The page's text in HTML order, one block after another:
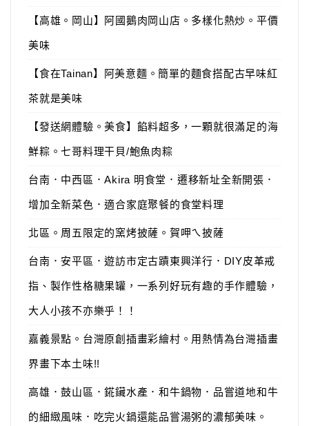
【高雄。岡山】阿國鵝肉岡山店。多樣化熱炒。平價
美味
【食在Tainan】阿美意麵。簡單的麵食搭配古早味紅
茶就是美味
【發送網體驗。美食】餡料超多，一顆就很滿足的海
鮮粽。七哥料理干貝/鮑魚肉粽
台南．中西區．Akira 明食堂．遷移新址全新開張．
增加全新菜色．適合家庭聚餐的食堂料理
北區。周五限定的窯烤披薩。賀呷ㄟ披薩
台南．安平區．遊訪市定古蹟東興洋行．DIY皮革戒
指、製作性格糖果罐，一系列好玩有趣的手作體驗，
大人小孩不亦樂乎！！
嘉義景點。台灣原創插畫彩繪村。用熱情為台灣插畫
界畫下本土味!!
高雄．鼓山區．錵鑶水產．和牛鍋物．品嘗道地和牛
的細緻風味．吃完火鍋還能品嘗湯粥的濃郁美味。